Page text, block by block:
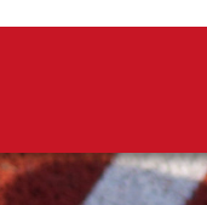
um Ihnen ein
solche, die lediglich
anpassen oder